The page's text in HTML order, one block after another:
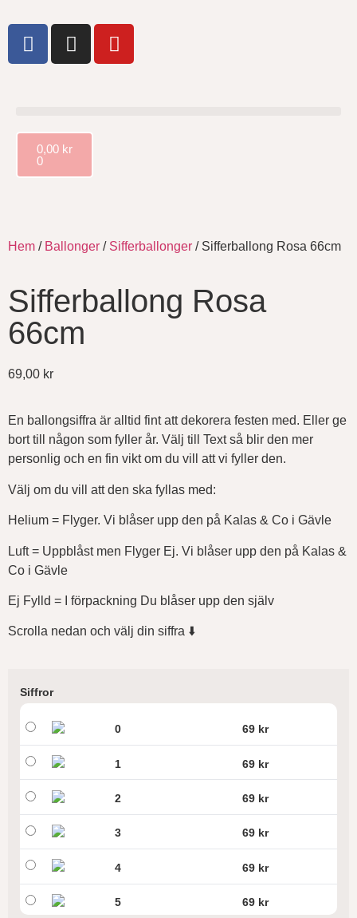
0,00 kr
0
Hem / Ballonger / Sifferballonger / Sifferballong Rosa 66cm
Sifferballong Rosa
66cm
69,00 kr
En ballongsiffra är alltid fint att dekorera festen med. Eller ge
bort till någon som fyller år. Välj till Text så blir den mer
personlig och en fin vikt om du vill att vi fyller den.
Välj om du vill att den ska fyllas med:
Helium = Flyger. Vi blåser upp den på Kalas & Co i Gävle
Luft = Uppblåst men Flyger Ej. Vi blåser upp den på Kalas &
Co i Gävle
Ej Fylld = I förpackning Du blåser upp den själv
Scrolla nedan och välj din siffra ⬇️
Siffror
0 69 kr
1 69 kr
2 69 kr
3 69 kr
4 69 kr
5 69 kr